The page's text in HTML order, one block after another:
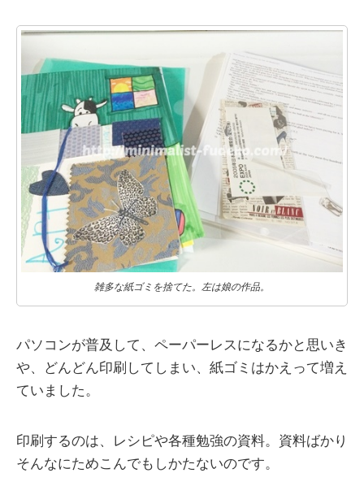
雑多な紙ゴミを捨てた。左は娘の作品。
パソコンが普及して、ペーパーレスになるかと思いき
や、どんどん印刷してしまい、紙ゴミはかえって増え
ていました。
印刷するのは、レシピや各種勉強の資料。資料ばかり
そんなにためこんでもしかたないのです。